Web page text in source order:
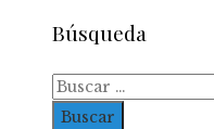
Búsqueda
Buscar: